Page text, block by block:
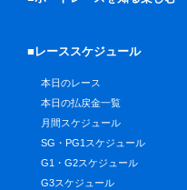
■レーススケジュール
本日のレース
本日の払戻金一覧
月間スケジュール
SG・PG1スケジュール
G1・G2スケジュール
G3スケジュール